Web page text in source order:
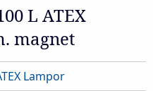
L ATEX
magnet
Lampor